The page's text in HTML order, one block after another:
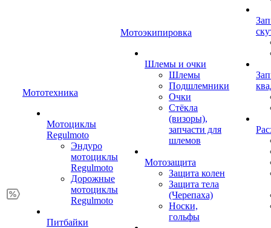
Мототехника
Мотоциклы
Regulmoto
Эндуро
мотоциклы
Regulmoto
Дорожные
мотоциклы
Regulmoto
Питбайки
Мотоэкипировка
Шлемы и очки
Шлемы
Подшлемники
Очки
Стёкла
(визоры),
запчасти для
шлемов
Мотозащита
Защита колен
Защита тела
(Черепаха)
Носки,
гольфы